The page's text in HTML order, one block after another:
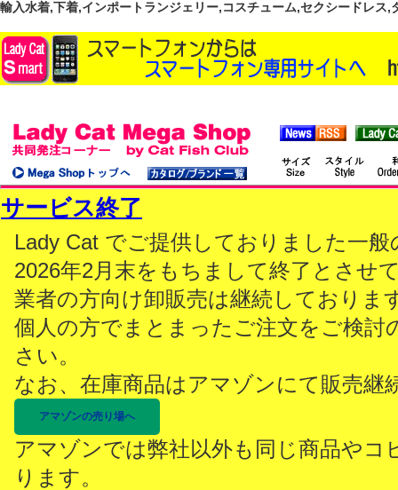
輸入水着,下着,インポートランジェリー,コスチューム,セクシードレス
サービス終了
Lady Cat でご提供しておりました一
2026年2月末をもちまして終了とさせ
業者の方向け卸販売は継続しておりま
個人の方でまとまったご注文をご検討
さい。
なお、在庫商品はアマゾンにて販売継
アマゾンの売り場へ
アマゾンでは弊社以外も同じ商品やコ
ります。